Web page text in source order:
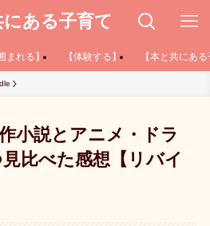
ある子育て
まれる】 【体験する】 【本と共にあ
小説とアニメ・ドラ
比べた感想【リバイ